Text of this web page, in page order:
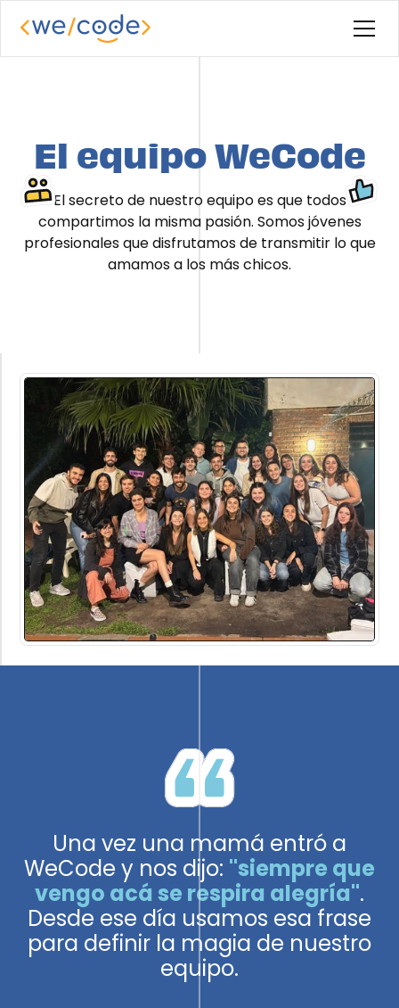
El equipo WeCode
El secreto de nuestro equipo es que todos
compartimos la misma pasión. Somos jóvenes
profesionales que disfrutamos de transmitir lo que
amamos a los más chicos.
Una vez una mamá entró a
WeCode y nos dijo: "siempre que
vengo acá se respira alegría".
Desde ese día usamos esa frase
para definir la magia de nuestro
equipo.